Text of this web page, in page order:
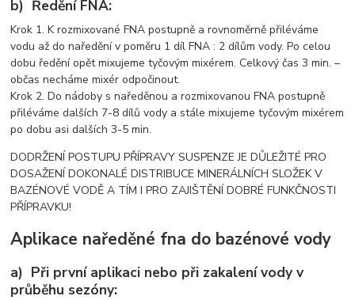
b) Ředění FNA:
Krok 1. K rozmixované FNA postupně a rovnoměrně přiléváme
vodu až do naředění v poměru 1 díl FNA : 2 dílům vody. Po celou
dobu ředění opět mixujeme tyčovým mixérem. Celkový čas 3 min. –
občas necháme mixér odpočinout.
Krok 2. Do nádoby s naředěnou a rozmixovanou FNA postupně
přiléváme dalších 7-8 dílů vody a stále mixujeme tyčovým mixérem
po dobu asi dalších 3-5 min.
DODRŽENÍ POSTUPU PŘÍPRAVY SUSPENZE JE DŮLEŽITÉ PRO
DOSAŽENÍ DOKONALÉ DISTRIBUCE MINERÁLNÍCH SLOŽEK V
BAZÉNOVÉ VODĚ A TÍM I PRO ZAJIŠTĚNÍ DOBRÉ FUNKČNOSTI
PŘÍPRAVKU!
Aplikace naředěné fna do bazénové vody
a) Při první aplikaci nebo při zakalení vody v
průběhu sezóny: